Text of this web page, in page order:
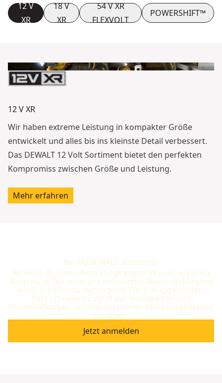
12 V
XR
18 V
XR
54 V XR
FLEXVOLT
POWERSHIFT™
12 V XR
Wir haben extreme Leistung in kompakter Größe
entwickelt und alles bis ins kleinste Detail verbessert.
Das DEWALT 12 Volt Sortiment bietet den perfekten
Kompromiss zwischen Größe und Leistung.
Mehr erfahren
Bei MyDEWALT anmelden
Nimmst du deine Werkzeuge ernst? Warum wirst du
dann nicht Teil unserer Community? Wenn du Mitglied
wirst, erhältst du verlängerte Werkzeuggarantien,
hast schnellen Zugriff auf Neuigkeiten und
Veranstaltungen und kannst deinen Werkzeugbestand
einsehen.
Jetzt anmelden